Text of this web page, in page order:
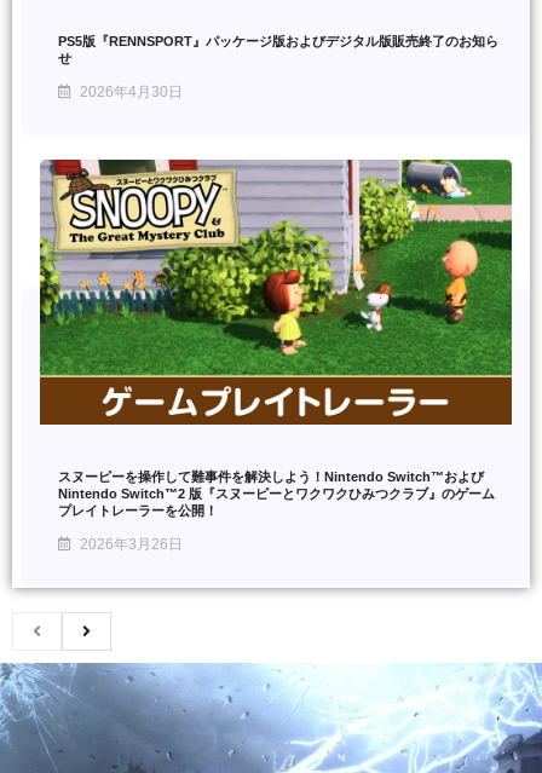
PS5版『RENNSPORT』パッケージ版およびデジタル版販売終了のお知ら
せ
2026年4月30日
スヌーピーを操作して難事件を解決しよう！Nintendo Switch™および
Nintendo Switch™2 版『スヌーピーとワクワクひみつクラブ』のゲーム
プレイトレーラーを公開！
2026年3月26日